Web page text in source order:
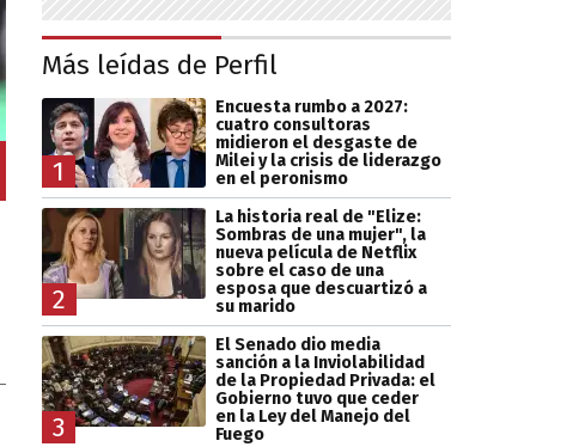
Más leídas de Perfil
1
Encuesta rumbo a 2027:
cuatro consultoras
midieron el desgaste de
Milei y la crisis de liderazgo
en el peronismo
2
La historia real de "Elize:
Sombras de una mujer", la
nueva película de Netflix
sobre el caso de una
esposa que descuartizó a
su marido
3
El Senado dio media
sanción a la Inviolabilidad
de la Propiedad Privada: el
Gobierno tuvo que ceder
en la Ley del Manejo del
Fuego